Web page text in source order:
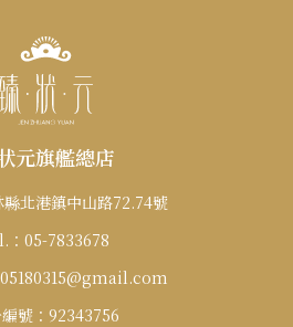
元旗艦總店
縣北港鎮中山路72.74號
： 05-7833678
號： 92343756